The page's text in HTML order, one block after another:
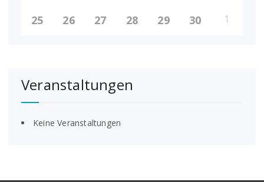
25 26 27 28 29 30 1
Veranstaltungen
Keine Veranstaltungen